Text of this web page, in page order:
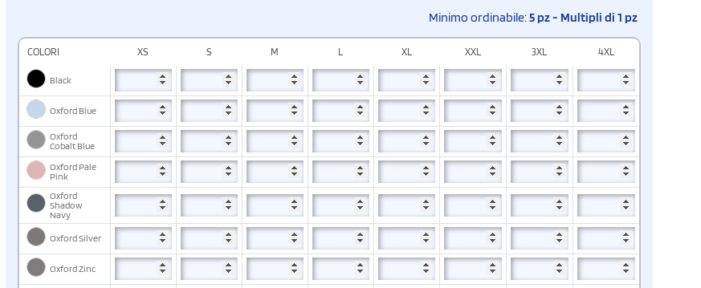
Minimo ordinabile:5 pz - Multipli di 1 pz
COLORI XS S M L XL XXL 3XL 4XL
Black
Oxford Blue
Oxford
Cobalt Blue
Oxford Pale
Pink
Oxford
Shadow
Navy
Oxford Silver
Oxford Zinc